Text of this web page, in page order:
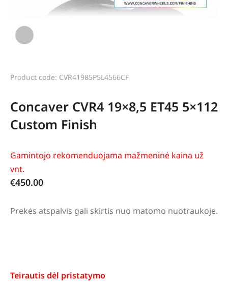
Product code: CVR41985P5L4566CF
Concaver CVR4 19×8,5 ET45 5×112
Custom Finish
Gamintojo rekomenduojama mažmeninė kaina už
vnt.
€450.00
Prekės atspalvis gali skirtis nuo matomo nuotraukoje.
Teirautis dėl pristatymo